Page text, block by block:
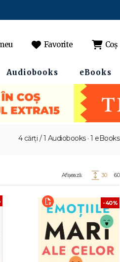
Favorite Coș
Audiobooks eBooks
4 cărți / 1 Audiobooks · 1 eBooks
Afișează: 30 60
-40%